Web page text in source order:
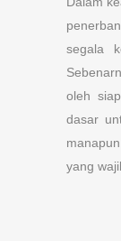
segala
oleh
dasar
yang